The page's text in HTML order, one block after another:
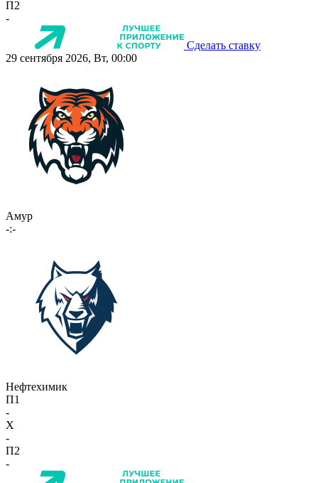
П2
-
Сделать ставку
29 сентября 2026, Вт, 00:00
Амур
-:-
Нефтехимик
П1
-
X
-
П2
-